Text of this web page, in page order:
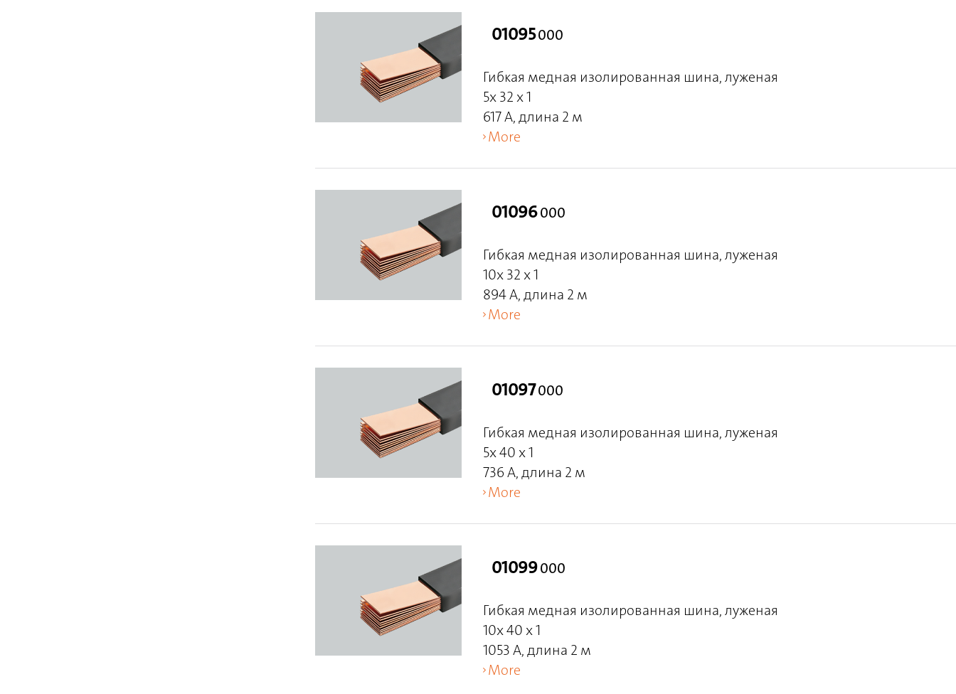
01095000
Гибкая медная изолированная шина, луженая
5x 32 x 1
617 A, длина 2 м
More
01096000
Гибкая медная изолированная шина, луженая
10x 32 x 1
894 A, длина 2 м
More
01097000
Гибкая медная изолированная шина, луженая
5x 40 x 1
736 A, длина 2 м
More
01099000
Гибкая медная изолированная шина, луженая
10x 40 x 1
1053 A, длина 2 м
More